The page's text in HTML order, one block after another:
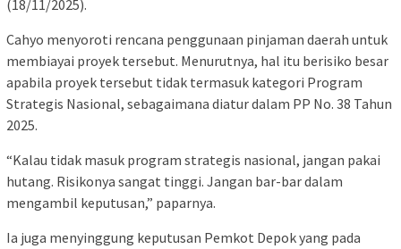
(18/11/2025).
Cahyo menyoroti rencana penggunaan pinjaman daerah untuk
membiayai proyek tersebut. Menurutnya, hal itu berisiko besar
apabila proyek tersebut tidak termasuk kategori Program
Strategis Nasional, sebagaimana diatur dalam PP No. 38 Tahun
2025.
“Kalau tidak masuk program strategis nasional, jangan pakai
hutang. Risikonya sangat tinggi. Jangan bar-bar dalam
mengambil keputusan,” paparnya.
Ia juga menyinggung keputusan Pemkot Depok yang pada